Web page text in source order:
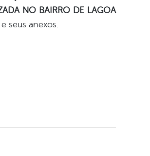
NO BAIRRO DE LAGOA
seus anexos.